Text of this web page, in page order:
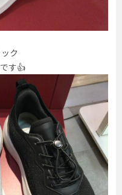
ク
す👍